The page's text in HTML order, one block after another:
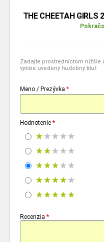
THE CHEETAH GIRLS
Zadajte prostredníctom nižšie
vyššie uvedený hudobný titul:
Meno / Prezývka *
Hodnotenie *
Recenzia *